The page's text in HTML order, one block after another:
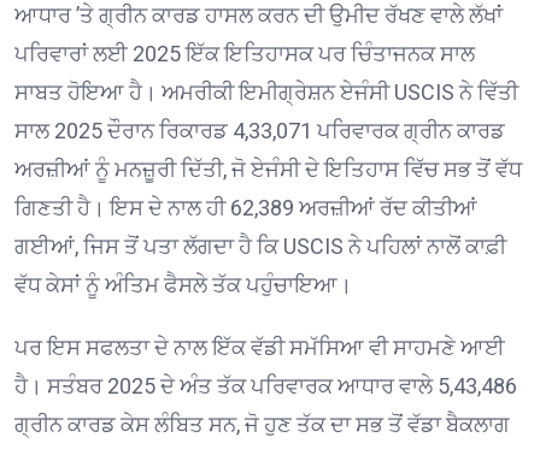
ਆਧਾਰ ’ਤੇ ਗ੍ਰੀਨ ਕਾਰਡ ਹਾਸਲ ਕਰਨ ਦੀ ਉਮੀਦ ਰੱਖਣ ਵਾਲੇ ਲੱਖਾਂ
ਪਰਿਵਾਰਾਂ ਲਈ 2025 ਇੱਕ ਇਤਿਹਾਸਕ ਪਰ ਚਿੰਤਾਜਨਕ ਸਾਲ
ਸਾਬਤ ਹੋਇਆ ਹੈ। ਅਮਰੀਕੀ ਇਮੀਗ੍ਰੇਸ਼ਨ ਏਜੰਸੀ USCIS ਨੇ ਵਿੱਤੀ
ਸਾਲ 2025 ਦੌਰਾਨ ਰਿਕਾਰਡ 4,33,071 ਪਰਿਵਾਰਕ ਗ੍ਰੀਨ ਕਾਰਡ
ਅਰਜ਼ੀਆਂ ਨੂੰ ਮਨਜ਼ੂਰੀ ਦਿੱਤੀ, ਜੋ ਏਜੰਸੀ ਦੇ ਇਤਿਹਾਸ ਵਿੱਚ ਸਭ ਤੋਂ ਵੱਧ
ਗਿਣਤੀ ਹੈ। ਇਸ ਦੇ ਨਾਲ ਹੀ 62,389 ਅਰਜ਼ੀਆਂ ਰੱਦ ਕੀਤੀਆਂ
ਗਈਆਂ, ਜਿਸ ਤੋਂ ਪਤਾ ਲੱਗਦਾ ਹੈ ਕਿ USCIS ਨੇ ਪਹਿਲਾਂ ਨਾਲੋਂ ਕਾਫ਼ੀ
ਵੱਧ ਕੇਸਾਂ ਨੂੰ ਅੰਤਿਮ ਫੈਸਲੇ ਤੱਕ ਪਹੁੰਚਾਇਆ।
ਪਰ ਇਸ ਸਫਲਤਾ ਦੇ ਨਾਲ ਇੱਕ ਵੱਡੀ ਸਮੱਸਿਆ ਵੀ ਸਾਹਮਣੇ ਆਈ
ਹੈ। ਸਤੰਬਰ 2025 ਦੇ ਅੰਤ ਤੱਕ ਪਰਿਵਾਰਕ ਆਧਾਰ ਵਾਲੇ 5,43,486
ਗ੍ਰੀਨ ਕਾਰਡ ਕੇਸ ਲੰਬਿਤ ਸਨ, ਜੋ ਹੁਣ ਤੱਕ ਦਾ ਸਭ ਤੋਂ ਵੱਡਾ ਬੈਕਲਾਗ